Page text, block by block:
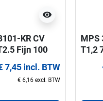
visibility
KR CV
Fijn 100
7,45 incl. BTW
€ 6,16 excl. BTW
MPS
T1,2